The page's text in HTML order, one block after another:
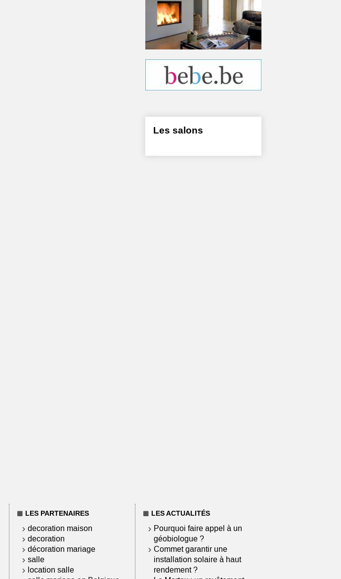
Les salons
LES PARTENAIRES
decoration maison
decoration
décoration mariage
salle
location salle
LES ACTUALITÉS
Pourquoi faire appel à un
géobiologue ?
Commet garantir une
installation solaire à haut
rendement ?